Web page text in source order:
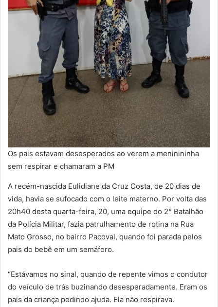
Os pais estavam desesperados ao verem a meninininha
sem respirar e chamaram a PM
A recém-nascida Eulidiane da Cruz Costa, de 20 dias de
vida, havia se sufocado com o leite materno. Por volta das
20h40 desta quarta-feira, 20, uma equipe do 2° Batalhão
da Polícia Militar, fazia patrulhamento de rotina na Rua
Mato Grosso, no bairro Pacoval, quando foi parada pelos
pais do bebê em um semáforo.
“Estávamos no sinal, quando de repente vimos o condutor
do veículo de trás buzinando desesperadamente. Eram os
pais da criança pedindo ajuda. Ela não respirava.